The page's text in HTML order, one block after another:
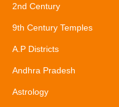
2nd Century
9th Century Temples
A.P Districts
Andhra Pradesh
Astrology